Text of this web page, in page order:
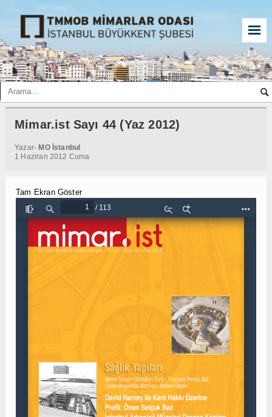
☰
Mimar.ist Sayı 44 (Yaz 2012)
Yazar- MO İstanbul
1 Haziran 2012 Cuma
Tam Ekran Göster